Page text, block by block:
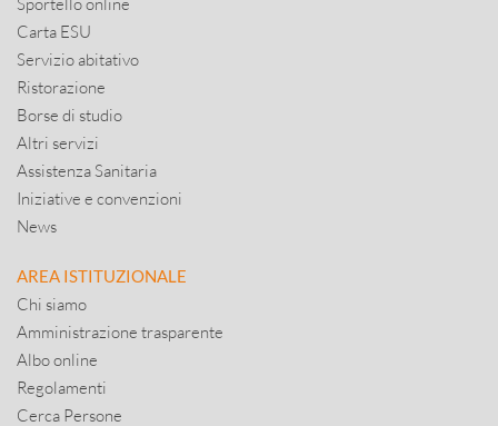
Carta ESU
Servizio abitativo
Ristorazione
Borse di studio
Altri servizi
Assistenza Sanitaria
Iniziative e convenzioni
News
AREA ISTITUZIONALE
Chi siamo
Amministrazione trasparente
Albo online
Regolamenti
Cerca Persone